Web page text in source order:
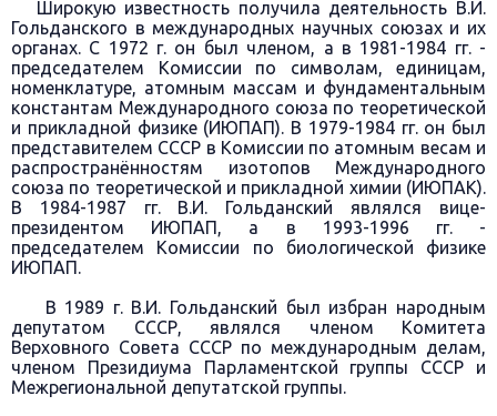
Широкую известность получила деятельность В.И.
Гольданского в международных научных союзах и их
органах. С 1972 г. он был членом, а в 1981-1984 гг. -
председателем Комиссии по символам, единицам,
номенклатуре, атомным массам и фундаментальным
константам Международного союза по теоретической
и прикладной физике (ИЮПАП). В 1979-1984 гг. он был
представителем СССР в Комиссии по атомным весам и
распространённостям изотопов Международного
союза по теоретической и прикладной химии (ИЮПАК).
В 1984-1987 гг. В.И. Гольданский являлся вице-
президентом ИЮПАП, а в 1993-1996 гг. -
председателем Комиссии по биологической физике
ИЮПАП.
В 1989 г. В.И. Гольданский был избран народным
депутатом СССР, являлся членом Комитета
Верховного Совета СССР по международным делам,
членом Президиума Парламентской группы СССР и
Межрегиональной депутатской группы.